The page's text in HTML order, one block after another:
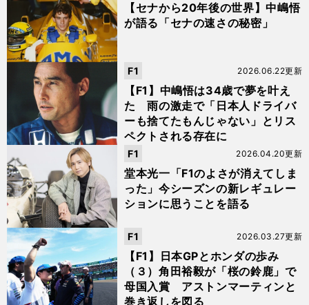
【セナから20年後の世界】中嶋悟
が語る「セナの速さの秘密」
【F1】中嶋悟は34歳で夢を叶え
た 雨の激走で「日本人ドライバ
ーも捨てたもんじゃない」とリス
ペクトされる存在に
2026.06.22更新
F1
堂本光一「F1のよさが消えてしま
った」今シーズンの新レギュレー
ションに思うことを語る
2026.04.20更新
F1
【F1】日本GPとホンダの歩み
（３）角田裕毅が「桜の鈴鹿」で
母国入賞 アストンマーティンと
巻き返しを図る
2026.03.27更新
F1